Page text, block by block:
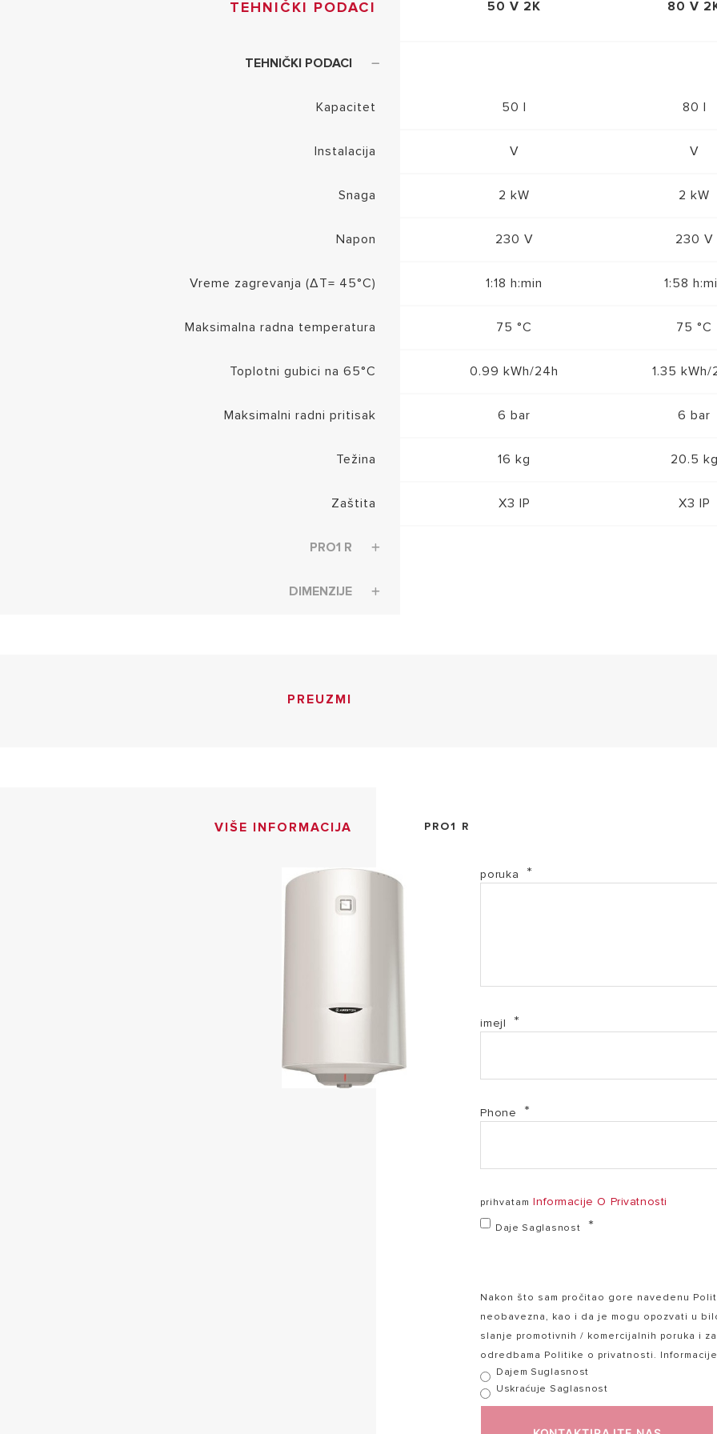
TEHNIČKI PODACI 50 V 2K 80 V
TEHNIČKI PODACI
Kapacitet 50 l 80 l
Instalacija V V
Snaga 2 kW 2 kW
Napon 230 V 230 V
Vreme zagrevanja (ΔT= 45°C) 1:18 h:min 1:58
Maksimalna radna temperatura 75 °C 75 °C
Toplotni gubici na 65°C 0.99 kWh/24h 1.35 kWh/
Maksimalni radni pritisak 6 bar 6 bar
Težina 16 kg 20.5
Zaštita X3 IP X3 IP
PRO1 R
DIMENZIJE
PREUZMI
VIŠE INFORMACIJA PRO1 R
poruka
imejl
Phone
prihvatamInformacije O Privatnosti
Daje Saglasnost
Nakon što sam pročitao gore navedenu
neobavezna, kao i da je mogu opozvati u
slanje promotivnih / komercijalnih poruka i
odredbama Politike o privatnosti.
Dajem Suglasnost
Uskraćuje Saglasnost